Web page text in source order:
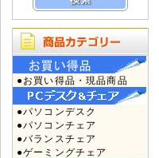
●お買い得品・現品商品
●パソコンデスク
●パソコンチェア
●バランスチェア
●ゲーミングチェア